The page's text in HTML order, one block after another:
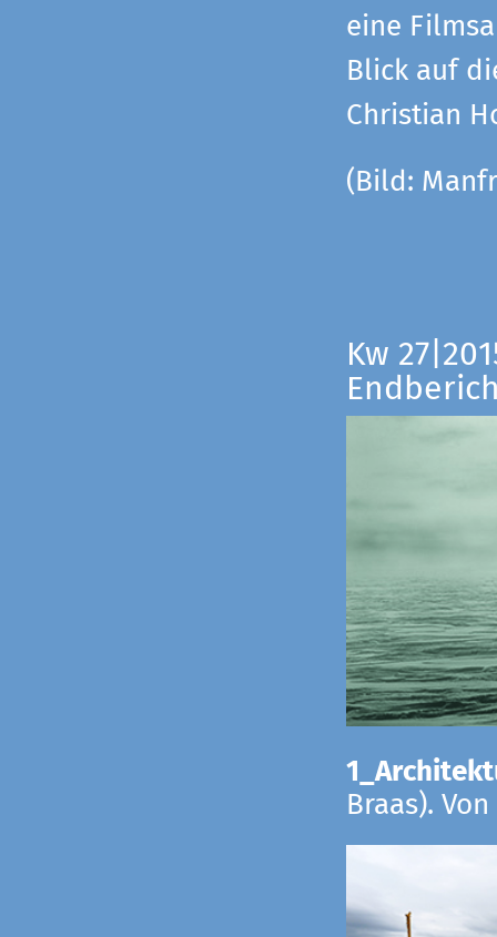
eine
Blick auf
Christian
(Bild:
Kw
Braas).